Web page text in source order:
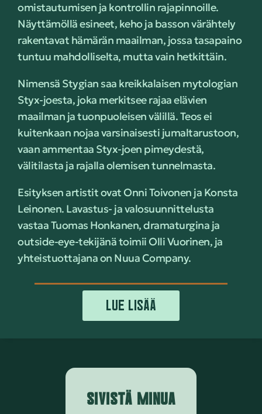
omistautumisen ja kontrollin rajapinnoille.
Näyttämöllä esineet, keho ja basson värähtely
rakentavat hämärän maailman, jossa tasapaino
tuntuu mahdolliselta, mutta vain hetkittäin.
Nimensä Stygian saa kreikkalaisen mytologian
Styx-joesta, joka merkitsee rajaa elävien
maailman ja tuonpuoleisen välillä. Teos ei
kuitenkaan nojaa varsinaisesti jumaltarustoon,
vaan ammentaa Styx-joen pimeydestä,
välitilasta ja rajalla olemisen tunnelmasta.
Esityksen artistit ovat Onni Toivonen ja Konsta
Leinonen. Lavastus- ja valosuunnittelusta
vastaa Tuomas Honkanen, dramaturgina ja
outside-eye-tekijänä toimii Olli Vuorinen, ja
yhteistuottajana on Nuua Company.
LUE LISÄÄ
SIVISTÄ MINUA